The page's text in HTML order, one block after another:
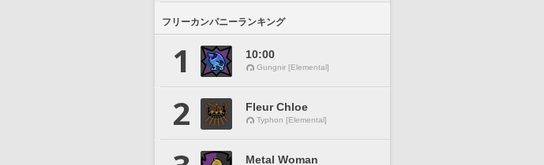
フリーカンパニーランキング
1 10:00
Gungnir [Elemental]
2 Fleur Chloe
Typhon [Elemental]
Metal Woman